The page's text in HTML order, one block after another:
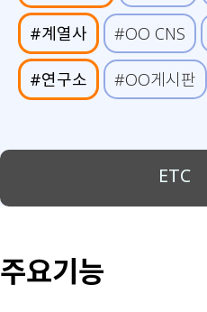
#계열사 #OO CNS
#연구소 #OO게시판
ETC
주요기능